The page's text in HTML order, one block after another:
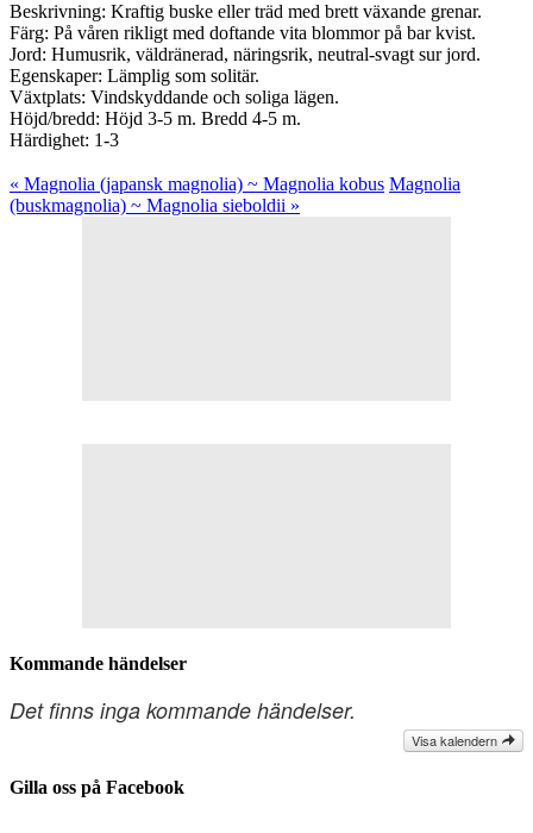
Beskrivning: Kraftig buske eller träd med brett växande grenar.
Färg: På våren rikligt med doftande vita blommor på bar kvist.
Jord: Humusrik, väldränerad, näringsrik, neutral-svagt sur jord.
Egenskaper: Lämplig som solitär.
Växtplats: Vindskyddande och soliga lägen.
Höjd/bredd: Höjd 3-5 m. Bredd 4-5 m.
Härdighet: 1-3
« Magnolia (japansk magnolia) ~ Magnolia kobus Magnolia
(buskmagnolia) ~ Magnolia sieboldii »
Kommande händelser
Det finns inga kommande händelser.
Visa kalendern
Gilla oss på Facebook